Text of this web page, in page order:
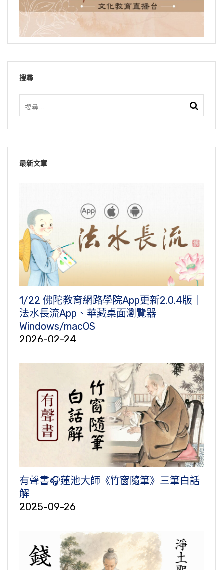
搜尋
最新文章
1/22 佛陀教育網路學院App更新2.0.4版｜
法水長流App、華藏桌面瀏覽器
Windows/macOS
2026-02-24
有聲書🎧蓮池大師《竹窗隨筆》三筆白話
解
2025-09-26